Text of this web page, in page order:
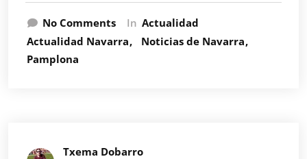
No Comments In Actualidad
Actualidad Navarra
Noticias de Navarra
Pamplona
Txema Dobarro